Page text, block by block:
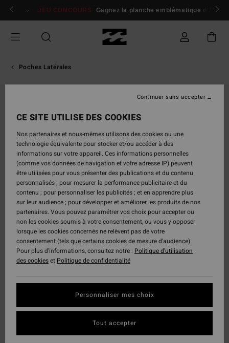
Passer
Se connecter / s'inscrire
JEU CONCOURS Gagnez la planche emblématique d'Andy
Poches Latérales
CE SITE UTILISE DES COOKIES
Nos partenaires et nous-mêmes utilisons des cookies ou une
technologie équivalente pour stocker et/ou accéder à des
informations sur votre appareil. Ces informations personnelles
(comme vos données de navigation et votre adresse IP) peuvent
être utilisées pour vous présenter des publications et du contenu
personnalisés ; pour mesurer la performance publicitaire et du
contenu ; pour personnaliser les publicités ; et en apprendre plus
sur leur audience ; pour développer et améliorer les produits de nos
partenaires. Vous pouvez paramétrer vos choix pour accepter ou
non les cookies soumis à votre consentement, ou vous y opposer
lorsque les cookies concernés ne relèvent pas de votre
consentement (tels que certains cookies de mesure d’audience).
Pour plus d'informations, consultez notre : Politique d'utilisation
des cookieset Politique de confidentialité
Personnaliser mes choix
Continuer sans accepter
Tout accepter